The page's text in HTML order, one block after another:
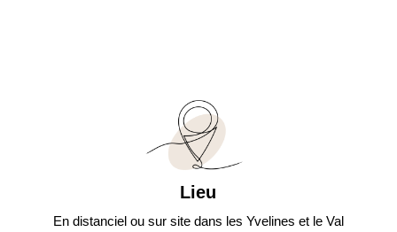
Lieu
En distanciel ou sur site dans les Yvelines et le Val